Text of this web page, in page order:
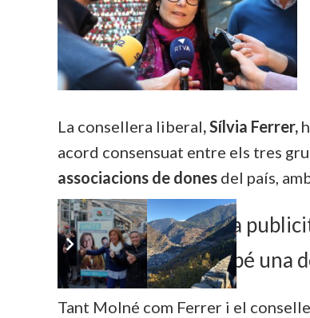
La consellera liberal, Sílvia Ferrer,
acord consensuat entre els tres
associacions de dones del país,
L’eliminació de la
grups, però també una
Tant Molné com Ferrer i el